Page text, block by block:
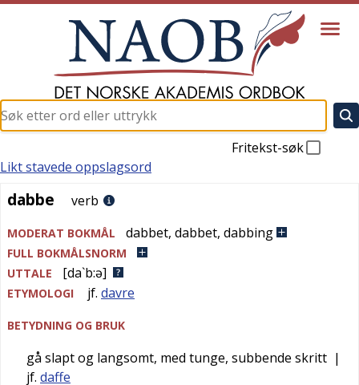
Fritekst-søk
dabbe
Likt stavede oppslagsord
dabbe verb
MODERAT BOKMÅL dabbet, dabbet, dabbing
FULL BOKMÅLSNORM
UTTALE
[da`b:ə]
ETYMOLOGI jf. davre
BETYDNING OG BRUK
gå slapt og langsomt, med tunge, subbende skritt |
jf. daffe